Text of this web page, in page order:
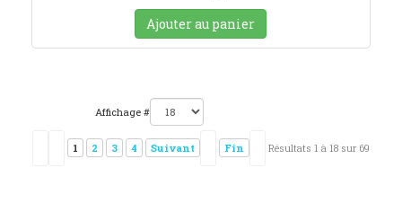
Ajouter au panier
Affichage #
1 2 3 4 Suivant Fin Résultats 1 à 18 sur 69